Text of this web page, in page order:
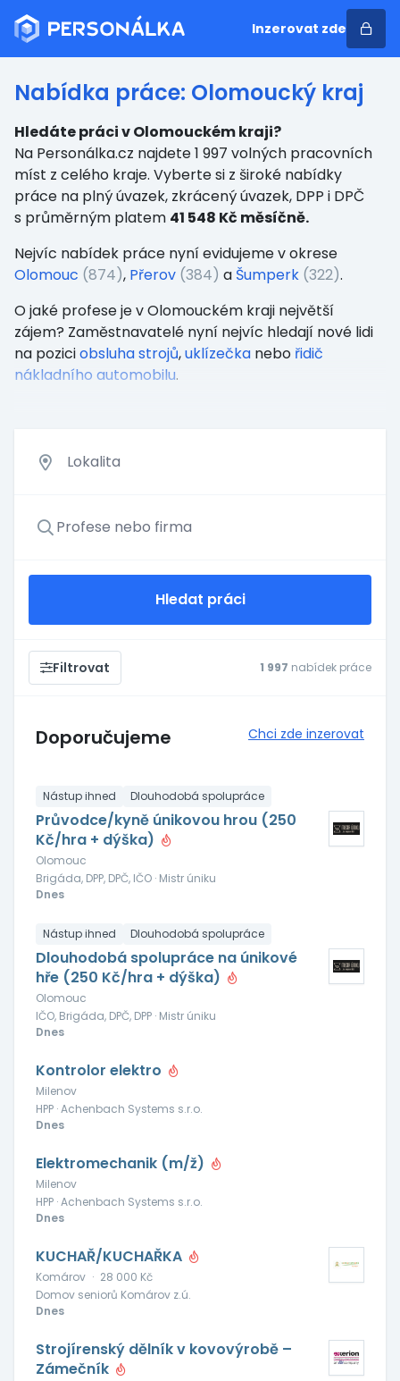
Inzerovat zde
Nabídka práce: Olomoucký kraj
Hledáte práci v Olomouckém kraji?
Na Personálka.cz najdete 1 997 volných pracovních
míst z celého kraje. Vyberte si z široké nabídky
práce na plný úvazek, zkrácený úvazek, DPP i DPČ
s průměrným platem 41 548 Kč měsíčně.
Nejvíc nabídek práce nyní evidujemev okrese
Olomouc (874), Přerov (384) a Šumperk (322).
O jaké profese je v Olomouckém kraji největší
zájem? Zaměstnavatelé nyní nejvíc hledají nové lidi
na poziciobsluha strojů,uklízečka nebo řidič
nákladního automobilu.
Hledat práci
Filtrovat 1 997 nabídek práce
Doporučujeme Chci zde inzerovat
Nástup ihned Dlouhodobá spolupráce
Průvodce/kyně únikovou hrou (250
Kč/hra + dýška)
Olomouc
Brigáda, DPP, DPČ, IČO · Mistr úniku
Dnes
Nástup ihned Dlouhodobá spolupráce
Dlouhodobá spolupráce na únikové
hře (250 Kč/hra + dýška)
Olomouc
IČO, Brigáda, DPČ, DPP · Mistr úniku
Dnes
Kontrolor elektro
Milenov
HPP · Achenbach Systems s.r.o.
Dnes
Elektromechanik (m/ž)
Milenov
HPP · Achenbach Systems s.r.o.
Dnes
KUCHAŘ/KUCHAŘKA
Komárov · 28 000 Kč
Domov seniorů Komárov z.ú.
Dnes
Strojírenský dělník v kovovýrobě –
Zámečník